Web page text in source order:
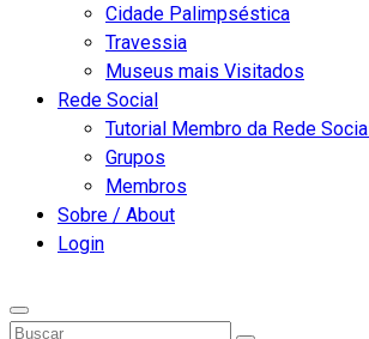
Cidade Palimpséstica
Travessia
Museus mais Visitados
Rede Social
Tutorial Membro da Rede Social
Grupos
Membros
Sobre / About
Login